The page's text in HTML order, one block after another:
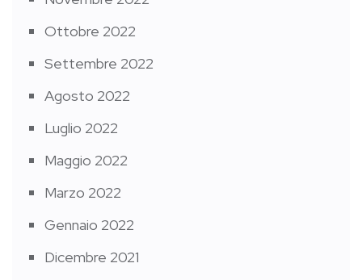
Ottobre 2022
Settembre 2022
Agosto 2022
Luglio 2022
Maggio 2022
Marzo 2022
Gennaio 2022
Dicembre 2021